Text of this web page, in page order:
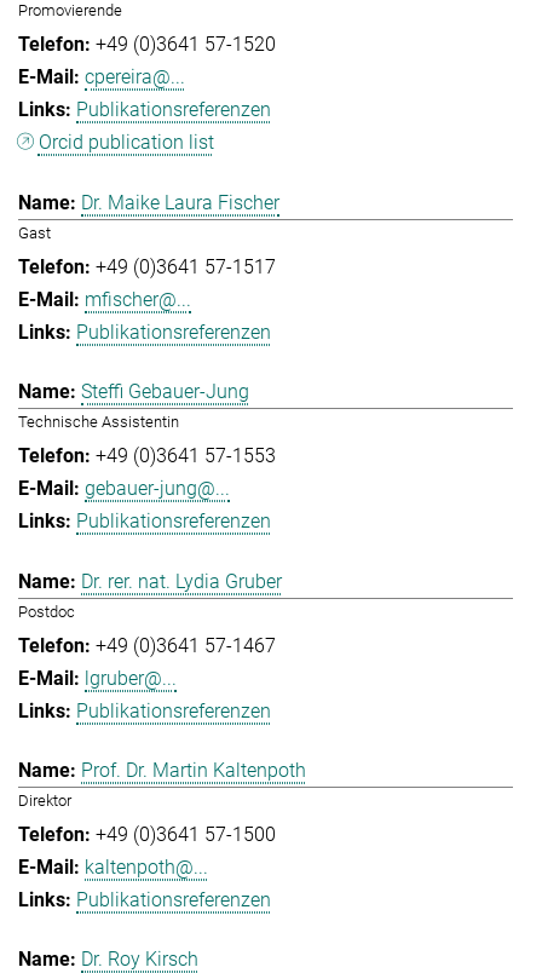
Promovierende
+49 (0)3641 57-1520
cpereira@...
Publikationsreferenzen
Orcid publication list
Dr. Maike Laura Fischer
Gast
+49 (0)3641 57-1517
mfischer@...
Publikationsreferenzen
Steffi Gebauer-Jung
Technische Assistentin
+49 (0)3641 57-1553
gebauer-jung@...
Publikationsreferenzen
Dr. rer. nat. Lydia Gruber
Postdoc
+49 (0)3641 57-1467
lgruber@...
Publikationsreferenzen
Prof. Dr. Martin Kaltenpoth
Direktor
+49 (0)3641 57-1500
kaltenpoth@...
Publikationsreferenzen
Dr. Roy Kirsch